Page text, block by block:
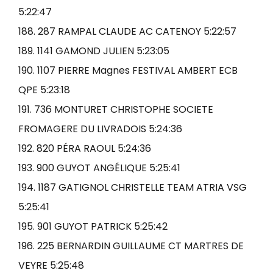
5:22:47
188. 287 RAMPAL CLAUDE AC CATENOY 5:22:57
189. 1141 GAMOND JULIEN 5:23:05
190. 1107 PIERRE Magnes FESTIVAL AMBERT ECB
QPE 5:23:18
191. 736 MONTURET CHRISTOPHE SOCIETE
FROMAGERE DU LIVRADOIS 5:24:36
192. 820 PÉRA RAOUL 5:24:36
193. 900 GUYOT ANGÉLIQUE 5:25:41
194. 1187 GATIGNOL CHRISTELLE TEAM ATRIA VSG
5:25:41
195. 901 GUYOT PATRICK 5:25:42
196. 225 BERNARDIN GUILLAUME CT MARTRES DE
VEYRE 5:25:48